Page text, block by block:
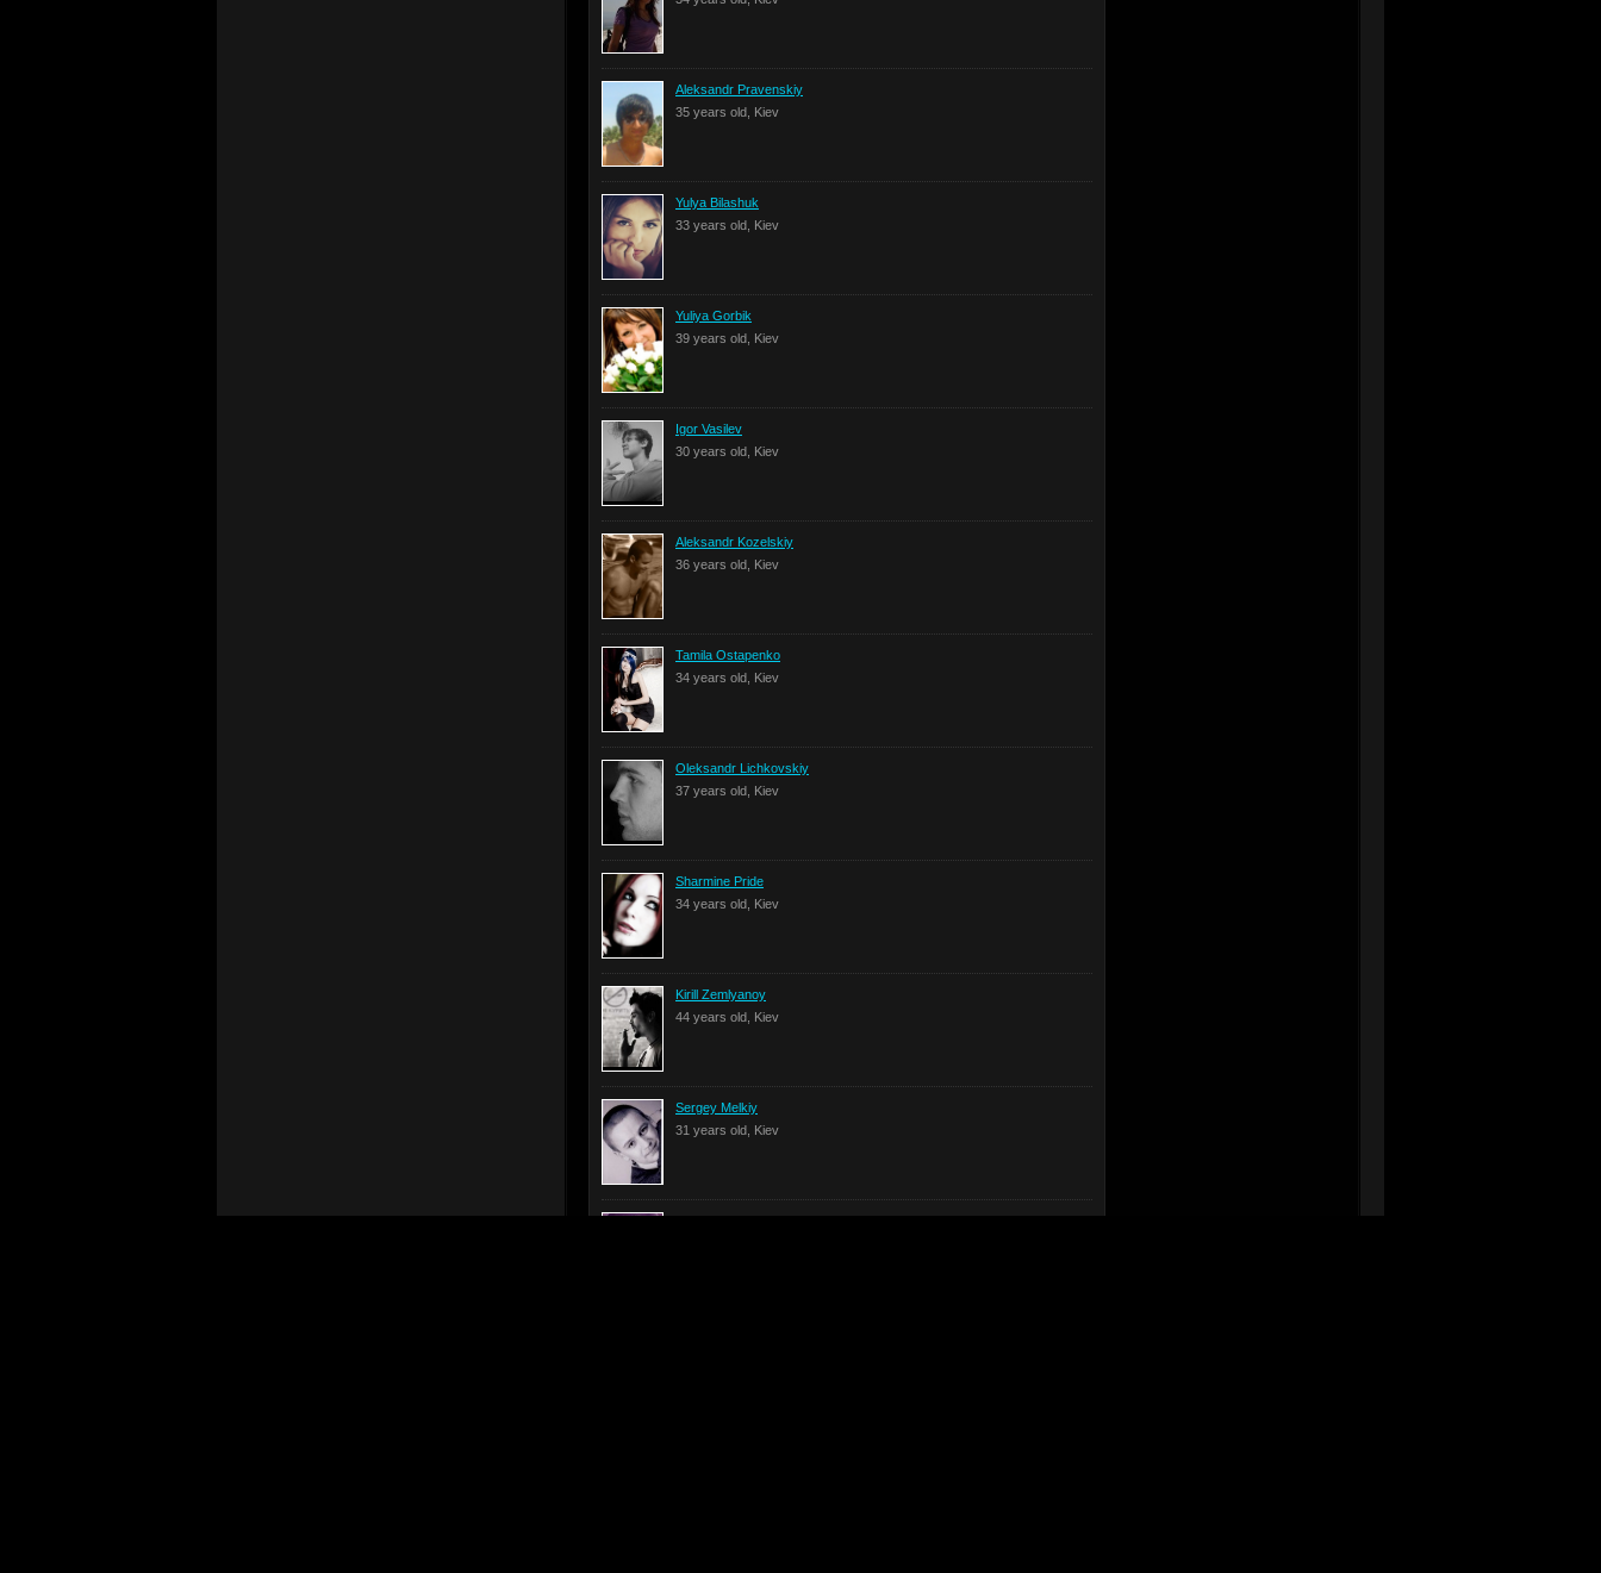
Aleksandr Pravenskiy
35 years old, Kiev
Yulya Bilashuk
33 years old, Kiev
Yuliya Gorbik
39 years old, Kiev
Igor Vasilev
30 years old, Kiev
Aleksandr Kozelskiy
36 years old, Kiev
Tamila Ostapenko
34 years old, Kiev
Oleksandr Lichkovskiy
37 years old, Kiev
Sharmine Pride
34 years old, Kiev
Kirill Zemlyanoy
44 years old, Kiev
Sergey Melkiy
31 years old, Kiev